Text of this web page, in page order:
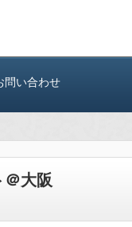
問い合わせ
大阪